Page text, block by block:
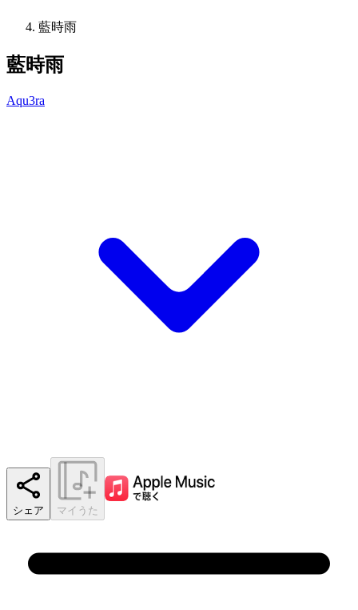
藍時雨
藍時雨
Aqu3ra
シェア マイうた